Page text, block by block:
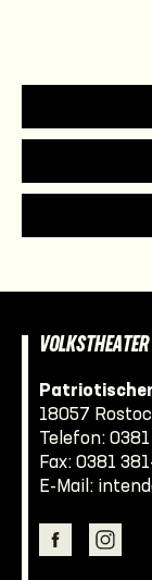
18057
Telefon:
Fax: 0381
E-Mail: